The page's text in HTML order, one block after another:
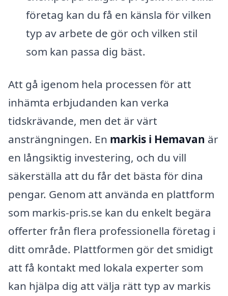
företag kan du få en känsla för vilken
typ av arbete de gör och vilken stil
som kan passa dig bäst.
Att gå igenom hela processen för att
inhämta erbjudanden kan verka
tidskrävande, men det är värt
ansträngningen. En markis i Hemavan är
en långsiktig investering, och du vill
säkerställa att du får det bästa för dina
pengar. Genom att använda en plattform
som markis-pris.se kan du enkelt begära
offerter från flera professionella företag i
ditt område. Plattformen gör det smidigt
att få kontakt med lokala experter som
kan hjälpa dig att välja rätt typ av markis